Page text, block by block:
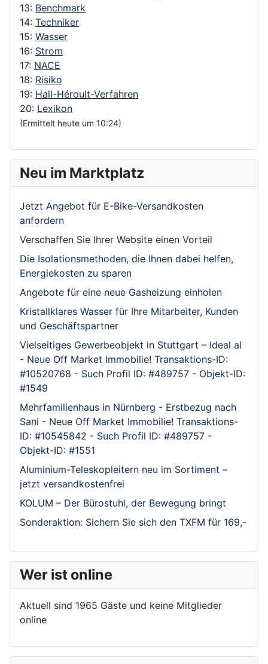
13: Benchmark
14: Techniker
15: Wasser
16: Strom
17: NACE
18: Risiko
19: Hall-Héroult-Verfahren
20: Lexikon
(Ermittelt heute um 10:24)
Neu im Marktplatz
Jetzt Angebot für E-Bike-Versandkosten
anfordern
Verschaffen Sie Ihrer Website einen Vorteil
Die Isolationsmethoden, die Ihnen dabei helfen,
Energiekosten zu sparen
Angebote für eine neue Gasheizung einholen
Kristallklares Wasser für Ihre Mitarbeiter, Kunden
und Geschäftspartner
Vielseitiges Gewerbeobjekt in Stuttgart – Ideal al
- Neue Off Market Immobilie! Transaktions-ID:
#10520768 - Such Profil ID: #489757 - Objekt-ID:
#1549
Mehrfamilienhaus in Nürnberg - Erstbezug nach
Sani - Neue Off Market Immobilie! Transaktions-
ID: #10545842 - Such Profil ID: #489757 -
Objekt-ID: #1551
Aluminium-Teleskopleitern neu im Sortiment –
jetzt versandkostenfrei
KOLUM – Der Bürostuhl, der Bewegung bringt
Sonderaktion: Sichern Sie sich den TXFM für 169,-
Wer ist online
Aktuell sind 1965 Gäste und keine Mitglieder
online